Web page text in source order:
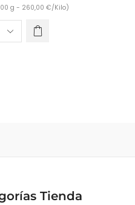
g - 260,00 €/Kilo)
Tienda